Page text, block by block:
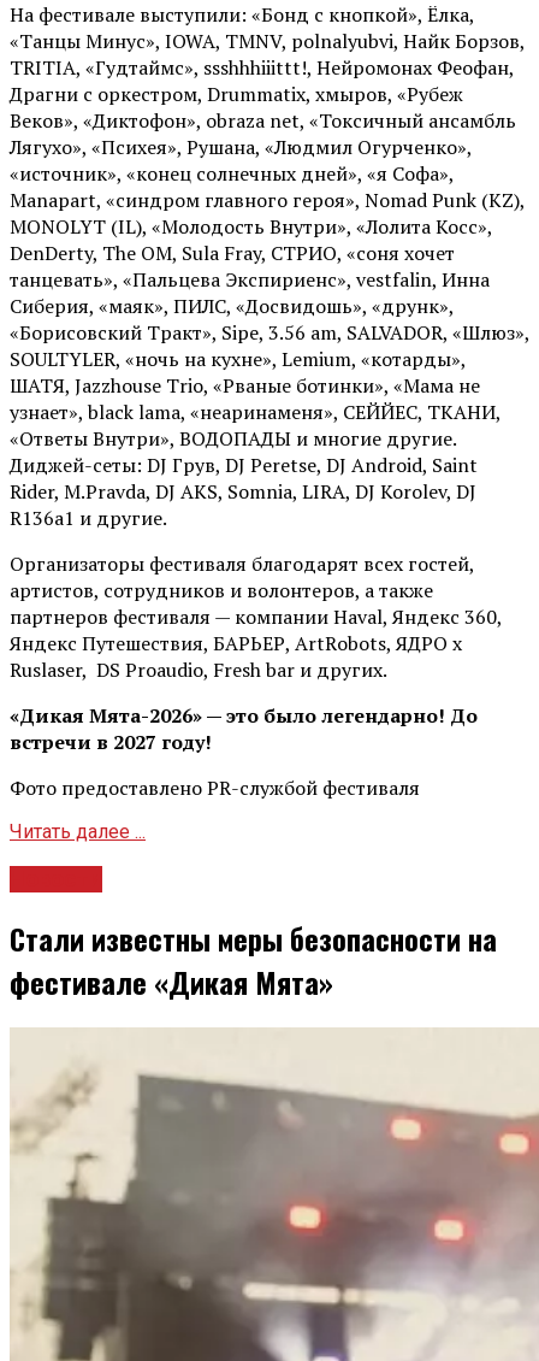
На фестивале выступили: «Бонд с кнопкой», Ёлка,
«Танцы Минус», IOWA, TMNV, polnalyubvi, Найк Борзов,
TRITIA, «Гудтаймс», ssshhhiiittt!, Нейромонах Феофан,
Драгни с оркестром, Drummatix, хмыров, «Рубеж
Веков», «Диктофон», obraza net, «Токсичный ансамбль
Лягухо», «Психея», Рушана, «Людмил Огурченко»,
«источник», «конец солнечных дней», «я Софа»,
Manapart, «синдром главного героя», Nomad Punk (KZ),
MONOLYT (IL), «Молодость Внутри», «Лолита Косс»,
DenDerty, The OM, Sula Fray, СТРИО, «соня хочет
танцевать», «Пальцева Экспириенс», vestfalin, Инна
Сиберия, «маяк», ПИЛС, «Досвидошь», «друнк»,
«Борисовский Тракт», Sipe, 3.56 am, SALVADOR, «Шлюз»,
SOULTYLER, «ночь на кухне», Lemium, «котарды»,
ШАТЯ, Jazzhouse Trio, «Рваные ботинки», «Мама не
узнает», black lama, «неаринаменя», СЕЙЙЕС, ТКАНИ,
«Ответы Внутри», ВОДОПАДЫ и многие другие.
Диджей-сеты: DJ Грув, DJ Peretse, DJ Android, Saint
Rider, М.Pravda, DJ AKS, Somnia, LIRA, DJ Korolev, DJ
R136a1 и другие.
Организаторы фестиваля благодарят всех гостей,
артистов, сотрудников и волонтеров, а также
партнеров фестиваля — компании Haval, Яндекс 360,
Яндекс Путешествия, БАРЬЕР, ArtRobots, ЯДРО х
Ruslaser, DS Proaudio, Fresh bar и других.
«Дикая Мята-2026» — это было легендарно! До
встречи в 2027 году!
Фото предоставлено PR-службой фестиваля
Читать далее ...
Стали известны меры безопасности на
фестивале «Дикая Мята»